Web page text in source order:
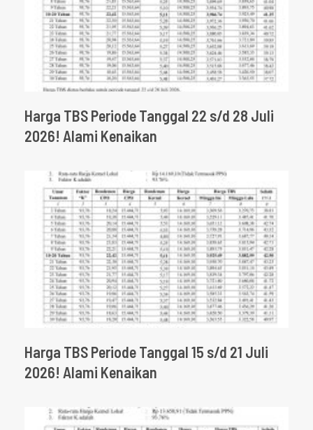
Harga TBS Periode Tanggal 22 s/d 28 Juli
2026! Alami Kenaikan
Harga TBS Periode Tanggal 15 s/d 21 Juli
2026! Alami Kenaikan